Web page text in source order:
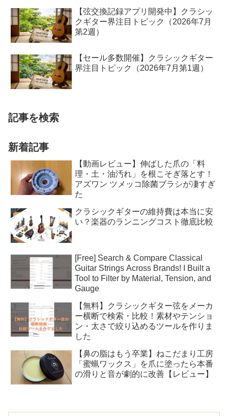
【弦交換記録アプリ開発中】クラシッ
クギター界注目トピック（2026年7月
第2週）
【セール多数開催】クラシックギター
界注目トピック（2026年7月第1週）
記事を検索
新着記事
【動画レビュー】伸ばした爪の「料
理・土・油汚れ」を根こそぎ落とす！
アズワン ツメッコ除菌ブラシが凄すぎ
た
クラシックギターの維持費は本当に安
い？楽器のランニングコスト徹底比較
[Free] Search & Compare Classical
Guitar Strings Across Brands! I Built a
Tool to Filter by Material, Tension, and
Gauge
【無料】クラシックギター弦をメーカ
ー横断で検索・比較！素材やテンショ
ン・太さで絞り込めるツールを作りま
した
【鼻の脂はもう卒業】ねこだまり工房
「蜜蝋ワックス」を爪に塗ったら本番
の滑りと音が劇的に改善【レビュー】